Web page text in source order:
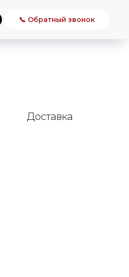
📞 Обратный звонок
Доставка